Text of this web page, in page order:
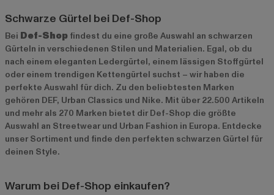
Schwarze Gürtel bei Def-Shop
Bei Def-Shop findest du eine große Auswahl an schwarzen
Gürteln in verschiedenen Stilen und Materialien. Egal, ob du
nach einem eleganten Ledergürtel, einem lässigen Stoffgürtel
oder einem trendigen Kettengürtel suchst – wir haben die
perfekte Auswahl für dich. Zu den beliebtesten Marken
gehören DEF, Urban Classics und Nike. Mit über 22.500 Artikeln
und mehr als 270 Marken bietet dir Def-Shop die größte
Auswahl an Streetwear und Urban Fashion in Europa. Entdecke
unser Sortiment und finde den perfekten schwarzen Gürtel für
deinen Style.
Warum bei Def-Shop einkaufen?